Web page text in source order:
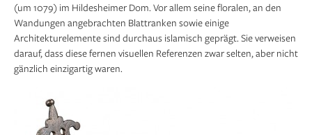
(um 1079) im Hildesheimer Dom. Vor allem seine floralen, an den
Wandungen angebrachten Blattranken sowie einige
Architekturelemente sind durchaus islamisch geprägt. Sie verweisen
darauf, dass diese fernen visuellen Referenzen zwar selten, aber nicht
gänzlich einzigartig waren.